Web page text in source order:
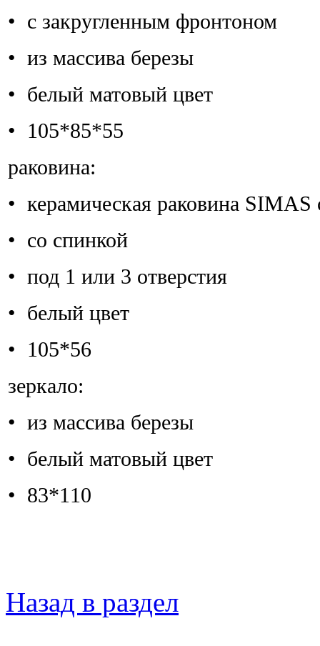
• с закругленным фронтоном
• из массива березы
• белый матовый цвет
• 105*85*55
раковина:
• керамическая раковина SIMAS
• со спинкой
• под 1 или 3 отверстия
• белый цвет
• 105*56
зеркало:
• из массива березы
• белый матовый цвет
• 83*110
Назад в раздел